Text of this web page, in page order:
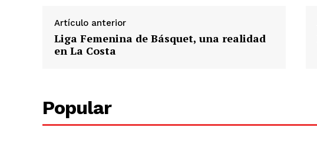
Artículo anterior
Liga Femenina de Básquet, una realidad
en La Costa
Popular